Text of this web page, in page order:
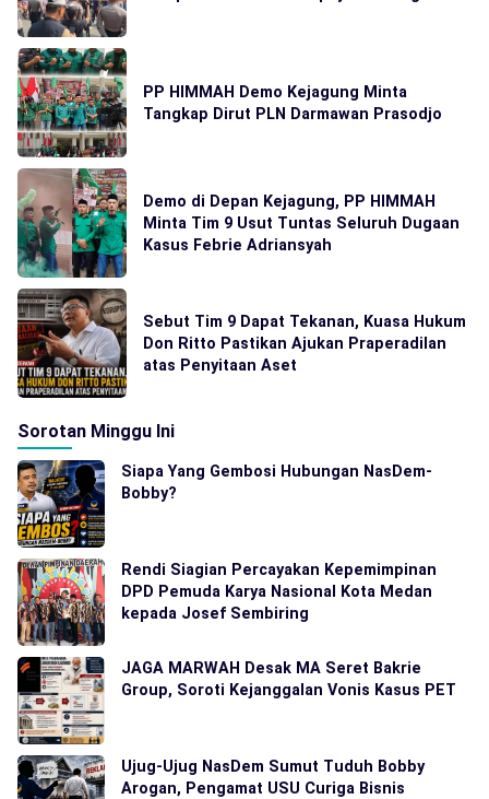
PP HIMMAH Demo Kejagung Minta
Tangkap Dirut PLN Darmawan Prasodjo
Demo di Depan Kejagung, PP HIMMAH
Minta Tim 9 Usut Tuntas Seluruh Dugaan
Kasus Febrie Adriansyah
Sebut Tim 9 Dapat Tekanan, Kuasa Hukum
Don Ritto Pastikan Ajukan Praperadilan
atas Penyitaan Aset
Sorotan Minggu Ini
Siapa Yang Gembosi Hubungan NasDem-
Bobby?
Rendi Siagian Percayakan Kepemimpinan
DPD Pemuda Karya Nasional Kota Medan
kepada Josef Sembiring
JAGA MARWAH Desak MA Seret Bakrie
Group, Soroti Kejanggalan Vonis Kasus PET
Ujug-Ujug NasDem Sumut Tuduh Bobby
Arogan, Pengamat USU Curiga Bisnis